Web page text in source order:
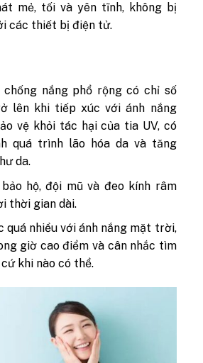
mẻ, tối và yên tĩnh, không bị
các thiết bị điện tử.
chống nắng phổ rộng có chỉ số
lên khi tiếp xúc với ánh nắng
vệ khỏi tác hại của tia UV, có
quá trình lão hóa da và tăng
da.
hộ, đội mũ và đeo kính râm
thời gian dài.
quá nhiều với ánh nắng mặt trời,
giờ cao điểm và cân nhắc tìm
khi nào có thể.